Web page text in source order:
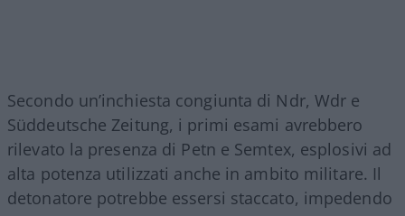
Secondo un’inchiesta congiunta di Ndr, Wdr e
Süddeutsche Zeitung, i primi esami avrebbero
rilevato la presenza di Petn e Semtex, esplosivi ad
alta potenza utilizzati anche in ambito militare. Il
detonatore potrebbe essersi staccato, impedendo